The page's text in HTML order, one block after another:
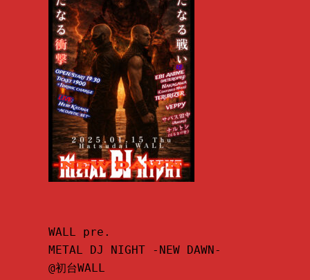
WALL pre.
METAL DJ NIGHT -NEW DAWN-
@初台WALL